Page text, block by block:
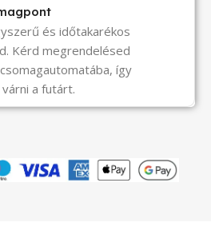
és időtakarékos
Kérd megrendelésed
így
a futárt.